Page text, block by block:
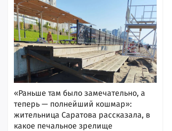
«Раньше там было замечательно, а
теперь — полнейший кошмар»:
жительница Саратова рассказала, в
какое печальное зрелище